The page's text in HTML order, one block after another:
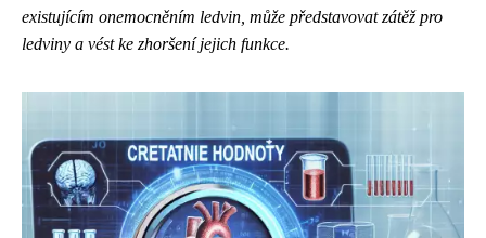
existujícím onemocněním ledvin, může představovat zátěž pro
ledviny a vést ke zhoršení jejich funkce.